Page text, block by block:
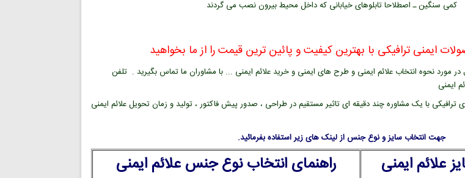
کمی سنگین ـ اصطلاحا تابلوهای خیابانی که داخل محیط بیرون نصب می گردند
ایمنی ترافیکی با بهترین کیفیت و پائین ترین قیمت را از ما بخواهید
مورد نحوه انتخاب علائم ایمنی و طرح های ایمنی و خرید علائم ایمنی ... با مشاوران ما تماس بگیرید . تلفن
ترافیکی با یک مشاوره چند دقیقه ای تاثیر مستقیم در طراحی ، صدور پیش فاکتور ، تولید و زمان تحویل علائم ایمنی
جهت انتخاب سایز و نوع جنس از لینک های زیر استفاده بفرمائید.
علائم ایمنی راهنمای انتخاب نوع جنس علائم ایمنی